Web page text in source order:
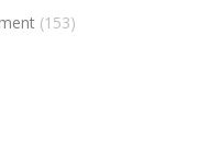
(153)